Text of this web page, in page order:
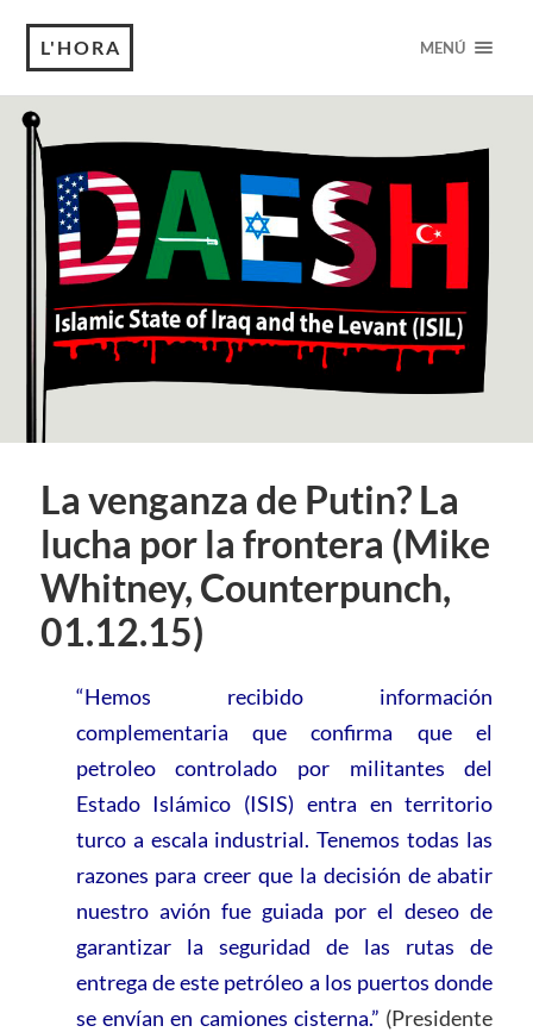
L'HORA MENÚ
La venganza de Putin? La
lucha por la frontera (Mike
Whitney, Counterpunch,
01.12.15)
“Hemos recibido información
complementaria que confirma que el
petroleo controlado por militantes del
Estado Islámico (ISIS) entra en territorio
turco a escala industrial. Tenemos todas las
razones para creer que la decisión de abatir
nuestro avión fue guiada por el deseo de
garantizar la seguridad de las rutas de
entrega de este petróleo a los puertos donde
se envían en camiones cisterna.” (Presidente